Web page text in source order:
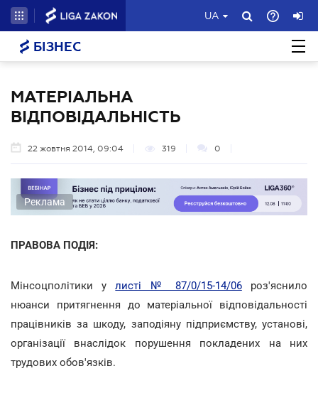
UA
БІЗНЕС
МАТЕРІАЛЬНА
ВІДПОВІДАЛЬНІСТЬ
22 жовтня 2014, 09:04 319 0
Реклама
ПРАВОВА ПОДІЯ:
Мінсоцполітики улисті № 87/0/15-14/06
роз'яснило
нюанси притягнення до матеріальної відповідальності
працівників за шкоду, заподіяну підприємству, установі,
організації внаслідок порушення покладених на них
трудових обов'язків.